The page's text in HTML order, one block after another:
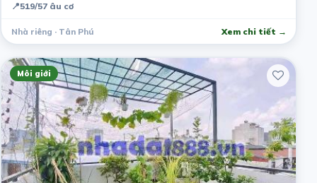
📍519/57 âu cơ
Nhà riêng · Tân Phú Xem chi tiết →
Môi giới